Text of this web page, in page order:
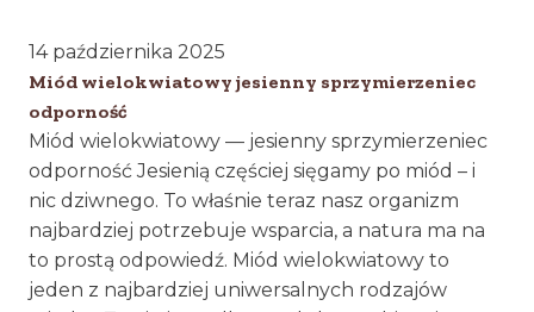
14 października 2025
Miód wielokwiatowy jesienny sprzymierzeniec
odporność
Miód wielokwiatowy — jesienny sprzymierzeniec
odporność Jesienią częściej sięgamy po miód – i
nic dziwnego. To właśnie teraz nasz organizm
najbardziej potrzebuje wsparcia, a natura ma na
to prostą odpowiedź. Miód wielokwiatowy to
jeden z najbardziej uniwersalnych rodzajów